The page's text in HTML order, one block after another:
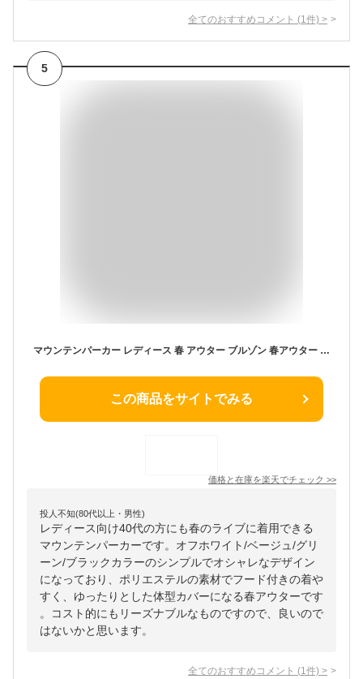
全てのおすすめコメント (1 件) >
5
マウンテンパーカー レディース 春 アウター ブルゾン 春アウター 50代 ミドル丈 羽織 羽織もの ロング ミドル丈 コート フード 大きいサイズ ライトアウター 40代 大きいサイズ ゆったり 体型カバー 裏地 カジュアル きれいめ 送料無料
この商品をサイトでみる
価格と在庫を楽天でチェック >>
投人不知(80代以上・男性)
レディース向け40代の方にも春のライブに着用できる
マウンテンパーカーです。オフホワイト/ベージュ/グリ
ーン/ブラックカラーのシンプルでオシャレなデザイン
になっており、ポリエステルの素材でフード付きの着や
すく、ゆったりとした体型カバーになる春アウターです
。コスト的にもリーズナブルなものですので、良いので
はないかと思います。
全てのおすすめコメント (1 件) >